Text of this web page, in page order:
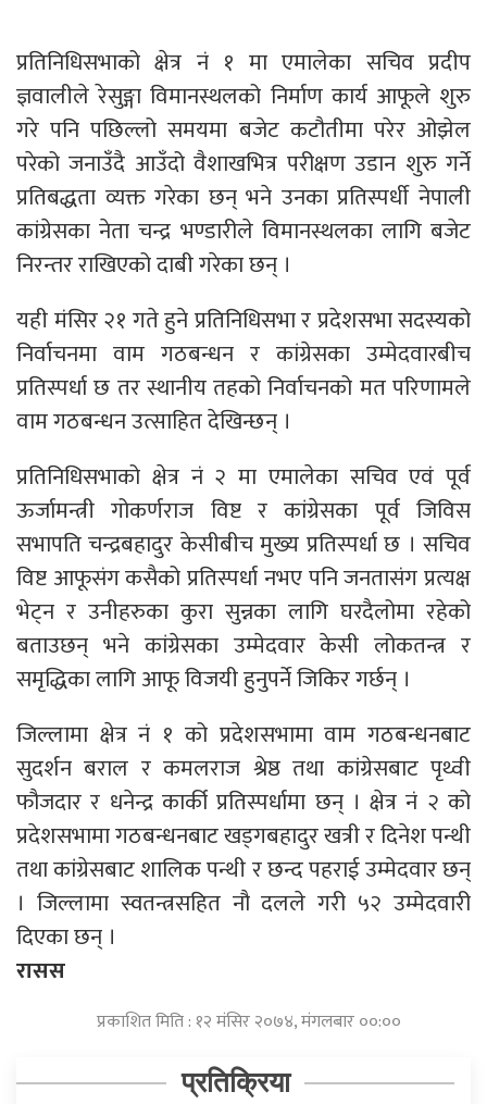
प्रतिनिधिसभाको क्षेत्र नं १ मा एमालेका सचिव प्रदीप
ज्ञवालीले रेसुङ्गा विमानस्थलको निर्माण कार्य आफूले शुरु
गरे पनि पछिल्लो समयमा बजेट कटौतीमा परेर ओझेल
परेको जनाउँदै आउँदो वैशाखभित्र परीक्षण उडान शुरु गर्ने
प्रतिबद्धता व्यक्त गरेका छन् भने उनका प्रतिस्पर्धी नेपाली
कांग्रेसका नेता चन्द्र भण्डारीले विमानस्थलका लागि बजेट
निरन्तर राखिएको दाबी गरेका छन् ।
यही मंसिर २१ गते हुने प्रतिनिधिसभा र प्रदेशसभा सदस्यको
निर्वाचनमा वाम गठबन्धन र कांग्रेसका उम्मेदवारबीच
प्रतिस्पर्धा छ तर स्थानीय तहको निर्वाचनको मत परिणामले
वाम गठबन्धन उत्साहित देखिन्छन् ।
प्रतिनिधिसभाको क्षेत्र नं २ मा एमालेका सचिव एवं पूर्व
ऊर्जामन्त्री गोकर्णराज विष्ट र कांग्रेसका पूर्व जिविस
सभापति चन्द्रबहादुर केसीबीच मुख्य प्रतिस्पर्धा छ । सचिव
विष्ट आफूसंग कसैको प्रतिस्पर्धा नभए पनि जनतासंग प्रत्यक्ष
भेट्न र उनीहरुका कुरा सुन्नका लागि घरदैलोमा रहेको
बताउछन् भने कांग्रेसका उम्मेदवार केसी लोकतन्त्र र
समृद्धिका लागि आफू विजयी हुनुपर्ने जिकिर गर्छन् ।
जिल्लामा क्षेत्र नं १ को प्रदेशसभामा वाम गठबन्धनबाट
सुदर्शन बराल र कमलराज श्रेष्ठ तथा कांग्रेसबाट पृथ्वी
फौजदार र धनेन्द्र कार्की प्रतिस्पर्धामा छन् । क्षेत्र नं २ को
प्रदेशसभामा गठबन्धनबाट खड्गबहादुर खत्री र दिनेश पन्थी
तथा कांग्रेसबाट शालिक पन्थी र छन्द पहराई उम्मेदवार छन्
। जिल्लामा स्वतन्त्रसहित नौ दलले गरी ५२ उम्मेदवारी
दिएका छन् ।
रासस
प्रकाशित मिति : १२ मंसिर २०७४, मंगलबार ००:००
प्रतिक्रिया